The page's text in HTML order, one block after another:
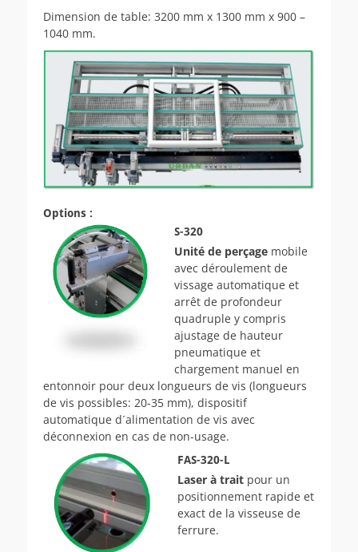
Dimension de table: 3200 mm x 1300 mm x 900 –
1040 mm.
Options :
S-320
Unité de perçage mobile
avec déroulement de
vissage automatique et
arrêt de profondeur
quadruple y compris
ajustage de hauteur
pneumatique et
chargement manuel en
entonnoir pour deux longueurs de vis (longueurs
de vis possibles: 20-35 mm), dispositif
automatique d´alimentation de vis avec
déconnexion en cas de non-usage.
FAS-320-L
Laser à trait pour un
positionnement rapide et
exact de la visseuse de
ferrure.